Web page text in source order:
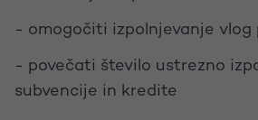
- omogočiti izpolnjevanje vlog
- povečati število ustrezno
subvencije in kredite